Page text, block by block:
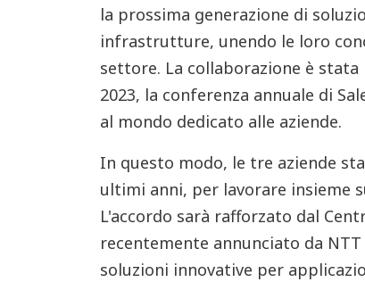
la prossima generazione di
infrastrutture, unendo le loro
settore. La collaborazione è
2023, la conferenza annuale di
al mondo dedicato alle aziende.
In questo modo, le tre aziende
ultimi anni, per lavorare insieme
L'accordo sarà rafforzato dal
recentemente annunciato da
soluzioni innovative per